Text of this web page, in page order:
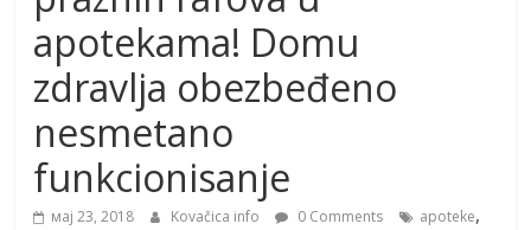
apotekama! Domu
zdravlja obezbeđeno
nesmetano
funkcionisanje
мај 23, 2018 Kovačica info 0 Comments apoteke,